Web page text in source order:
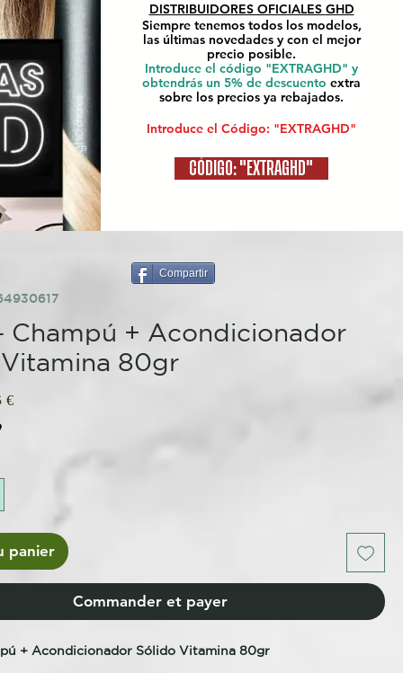
DISTRIBUIDORES OFICIALES GHD
Siempre tenemos todos los modelos,
las últimas novedades y con el mejor
precio posible.
Introduce el código "EXTRAGHD" y
obtendrás un 5% de descuento extra
sobre los precios ya rebajados.
Introduce el Código: "EXTRAGHD"
CÓDIGO: "EXTRAGHD"
Champú + Acondicionador
80gr
€Prix
panier
Commander et payer
+ Acondicionador Sólido Vitamina 80gr
Compartir